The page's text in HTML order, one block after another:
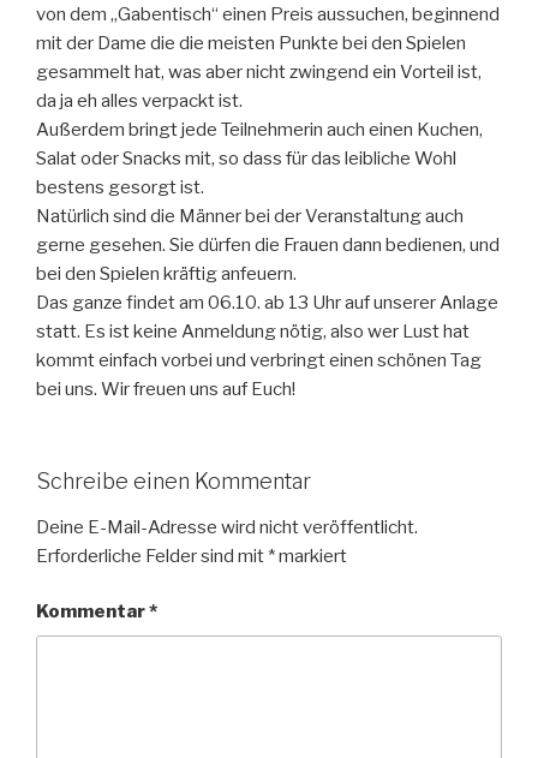
von dem „Gabentisch“ einen Preis aussuchen, beginnend
mit der Dame die die meisten Punkte bei den Spielen
gesammelt hat, was aber nicht zwingend ein Vorteil ist,
da ja eh alles verpackt ist.
Außerdem bringt jede Teilnehmerin auch einen Kuchen,
Salat oder Snacks mit, so dass für das leibliche Wohl
bestens gesorgt ist.
Natürlich sind die Männer bei der Veranstaltung auch
gerne gesehen. Sie dürfen die Frauen dann bedienen, und
bei den Spielen kräftig anfeuern.
Das ganze findet am 06.10. ab 13 Uhr auf unserer Anlage
statt. Es ist keine Anmeldung nötig, also wer Lust hat
kommt einfach vorbei und verbringt einen schönen Tag
bei uns. Wir freuen uns auf Euch!
Schreibe einen Kommentar
Deine E-Mail-Adresse wird nicht veröffentlicht.
Erforderliche Felder sind mit *markiert
Kommentar*